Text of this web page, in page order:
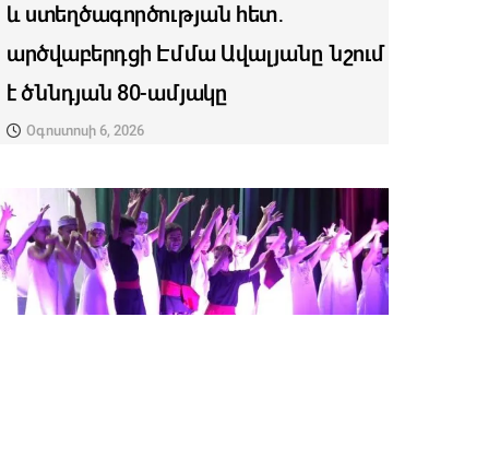
և ստեղծագործության հետ․
արծվաբերդցի Էմմա Ավալյանը նշում
է ծննդյան 80-ամյակը
Օգոստոսի 6, 2026